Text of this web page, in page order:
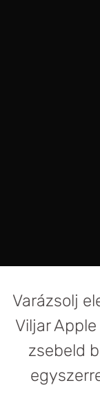
Varázsolj
Viljar
zsebeld